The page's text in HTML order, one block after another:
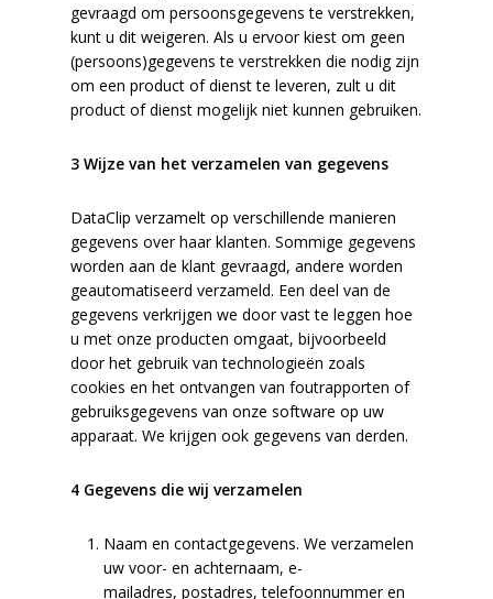
gevraagd om persoonsgegevens te verstrekken,
kunt u dit weigeren. Als u ervoor kiest om geen
(persoons)gegevens te verstrekken die nodig zijn
om een product of dienst te leveren, zult u dit
product of dienst mogelijk niet kunnen gebruiken.
3 Wijze van het verzamelen van gegevens
DataClip verzamelt op verschillende manieren
gegevens over haar klanten. Sommige gegevens
worden aan de klant gevraagd, andere worden
geautomatiseerd verzameld. Een deel van de
gegevens verkrijgen we door vast te leggen hoe
u met onze producten omgaat, bijvoorbeeld
door het gebruik van technologieën zoals
cookies en het ontvangen van foutrapporten of
gebruiksgegevens van onze software op uw
apparaat. We krijgen ook gegevens van derden.
4 Gegevens die wij verzamelen
Naam en contactgegevens. We verzamelen
uw voor- en achternaam, e-
mailadres,postadres, telefoonnummer en